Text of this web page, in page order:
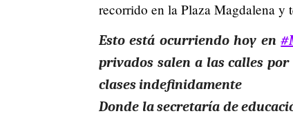
recorrido en la Plaza Magdalena y
Esto está ocurriendo hoy en
privados salen a las calles
clases indefinidamente
Donde la secretaría de